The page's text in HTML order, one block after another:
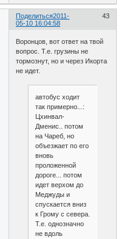
Поделиться 43
2011-
05-10 16:04:58
Воронцов, вот ответ на твой
вопрос. Т.е. грузины не
тормознут, но и через Икорта
не идет.
автобус ходит
так примерно...:
Цхинвал-
Дменис.. потом
на Чареб, но
объезжает по его
вновь
проложенной
дороге... потом
идет верхом до
Меджуды и
спускается вниз
к Грому с севера.
Т.е. однозначно
не вдоль